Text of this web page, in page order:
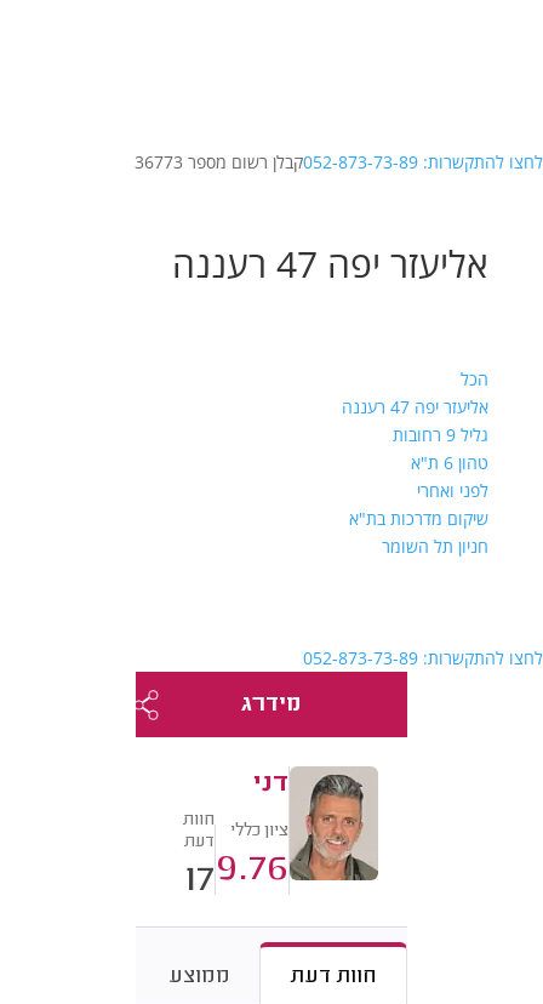
לחצו להתקשרות: 052-873-73-89 קבלן רשום מספר 36773
אליעזר יפה 47 רעננה
הכל
אליעזר יפה 47 רעננה
גליל 9 רחובות
טהון 6 ת"א
לפני ואחרי
שיקום מדרכות בת"א
חניון תל השומר
לחצו להתקשרות: 052-873-73-89